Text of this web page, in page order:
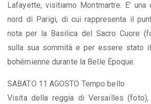
Lafayette, visitiamo Montmartre. E’
nord di Parigi, di cui rappresenta il
nota per la Basilica del Sacro Cuore
sulla sua sommità e per essere stato
bohémienne durante la Belle Époque.
SABATO 11 AGOSTO Tempo bello
Visita della reggia di Versailles (foto),